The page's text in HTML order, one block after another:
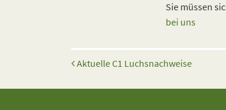
Sie müssen
bei uns
Beitrags-
Aktuelle C1 Luchsnachweise